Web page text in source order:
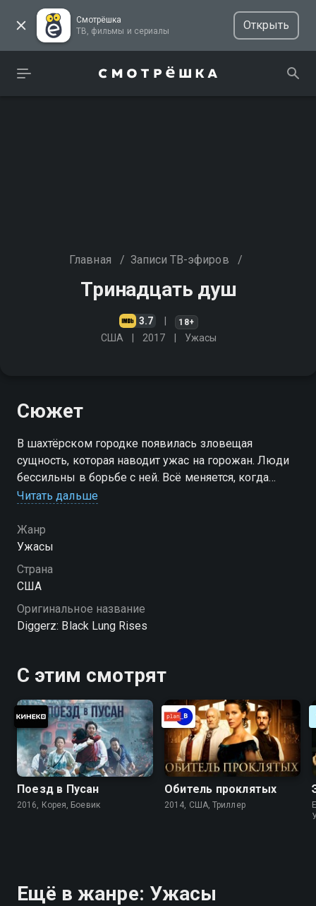
Смотрёшка
ТВ, фильмы и сериалы
Открыть
Главная / Записи ТВ-эфиров /
Тринадцать душ
3.7 18+
США 2017 Ужасы
Сюжет
В шахтёрском городке появилась зловещая
сущность, которая наводит ужас на горожан. Люди
бессильны в борьбе с ней. Всё меняется, когда
студентка и шахтёр с мрачным прошлым решают
Читать дальше
Жанр
Ужасы
Страна
США
Оригинальное название
Diggerz: Black Lung Rises
С этим смотрят
Поезд в Пусан
2016, Корея, Боевик
Обитель проклятых
2014, США, Триллер
Ещё в жанре: Ужасы